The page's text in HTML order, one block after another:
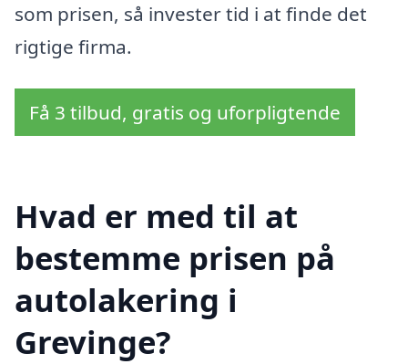
som prisen, så invester tid i at finde det
rigtige firma.
Få 3 tilbud, gratis og uforpligtende
Hvad er med til at
bestemme prisen på
autolakering i
Grevinge?